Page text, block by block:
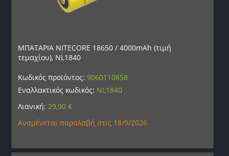
ΜΠΑΤΑΡΙΑ NITECORE 18650 / 4000mAh (τιμή
τεμαχίου), NL1840
Κωδικός προϊόντος:9060110858
Εναλλακτικός κωδικός: NL1840
Λιανική: 29,90€
Αναμένεται παραλαβή στις 18/9/2026